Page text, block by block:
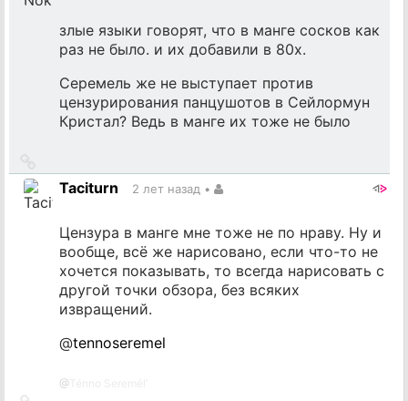
злые языки говорят, что в манге сосков как
раз не было. и их добавили в 80х.
Серемель же не выступает против
цензурирования панцушотов в Сейлормун
Кристал? Ведь в манге их тоже не было
на
источник
Taciturn 2 лет назад •
Цензура в манге мне тоже не по нраву. Ну и
вообще, всё же нарисовано, если что-то не
хочется показывать, то всегда нарисовать с
другой точки обзора, без всяких
извращений.
@tennoseremel
@